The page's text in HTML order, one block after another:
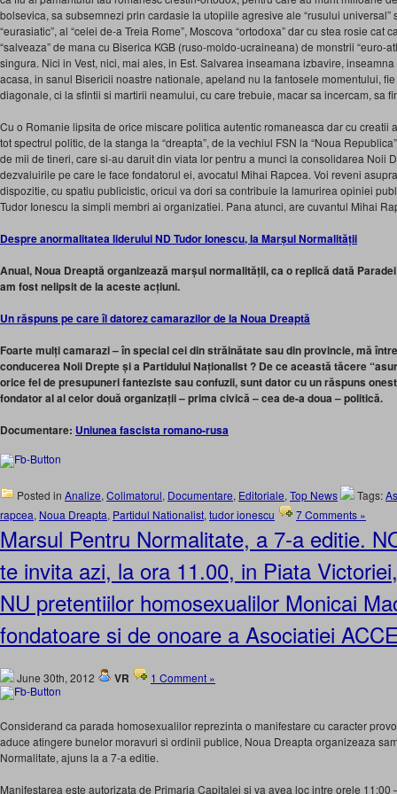
bolsevica, sa subsemnezi prin cardasie la utopiile agresive ale “rusului universal”
“eurasiatic”, al “celei de-a Treia Rome”, Moscova “ortodoxa” dar cu stea rosie cat
“salveaza” de mana cu Biserica KGB (ruso-moldo-ucraineana) de monstrii “euro-
singura. Nici in Vest, nici, mai ales, in Est. Salvarea inseamana izbavire,
acasa, in sanul Bisericii noastre nationale, apeland nu la fantosele momentului,
diagonale, ci la sfintii si martirii neamului, cu care trebuie, macar sa incercam, sa
Cu o Romanie lipsita de orice miscare politica autentic romaneasca dar cu creatii
tot spectrul politic, de la stanga la “dreapta”, de la vechiul FSN la “Noua
de mii de tineri, care si-au daruit din viata lor pentru a munci la consolidarea Noii
dezvaluirile pe care le face fondatorul ei, avocatul Mihai Rapcea. Voi reveni
dispozitie, cu spatiu publicistic, oricui va dori sa contribuie la lamurirea opiniei
Tudor Ionescu la simpli membri ai organizatiei. Pana atunci, are cuvantul Mihai
Despre anormalitatea liderului ND Tudor Ionescu, la Marșul Normalității
Anual, Noua Dreaptă organizează marșul normalității, ca o replică dată
am fost nelipsit de la aceste acțiuni.
Un răspuns pe care îl datorez camarazilor de la Noua Dreaptă
Foarte mulți camarazi – în special cei din străinătate sau din provincie, mă
conducerea Noii Drepte și a Partidului Naționalist ? De ce această tăcere
orice fel de presupuneri fanteziste sau confuzii, sunt dator cu un răspuns
fondator al al celor două organizații – prima civică – cea de-a doua – politică.
Documentare: Uniunea fascista romano-rusa
Posted in Analize, Colimatorul, Documentare, Editoriale, Top News Tags:
rapcea, Noua Dreapta, Partidul Nationalist, tudor ionescu 7 Comments »
Marsul Pentru Normalitate, a 7-a editie.
te invita azi, la ora 11.00, in Piata
NU pretentiilor homosexualilor Monicai
fondatoare si de onoare a Asociatiei
June 30th, 2012 VR 1 Comment »
Considerand ca parada homosexualilor reprezinta o manifestare cu caracter
aduce atingere bunelor moravuri si ordinii publice, Noua Dreapta organizeaza
Normalitate, ajuns la a 7-a editie.
Manifestarea este autorizata de Primaria Capitalei si va avea loc intre orele 11:00